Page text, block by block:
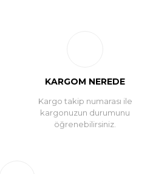
KARGOM NEREDE
Kargo takip numarası ile
kargonuzun durumunu
öğrenebilirsiniz.